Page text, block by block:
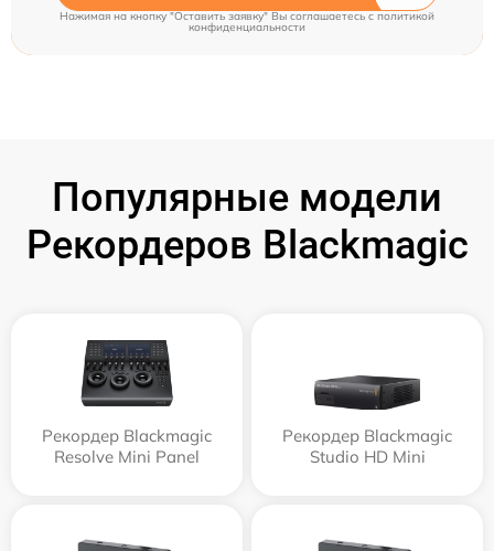
Нажимая на кнопку "Оставить заявку" Вы соглашаетесь cполитикой
конфиденциальности
Популярные модели
Рекордеров Blackmagic
Рекордер Blackmagic
Resolve Mini Panel
Рекордер Blackmagic
Studio HD Mini